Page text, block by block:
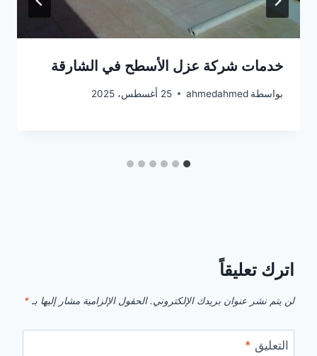
خدمات شركة عزل الأسطح في الشارقة
بواسطة ahmedahmed 25 أغسطس، 2025
اترك تعليقاً
لن يتم نشر عنوان بريدك الإلكتروني. الحقول الإلزامية مشار إليها بـ *
التعليق *